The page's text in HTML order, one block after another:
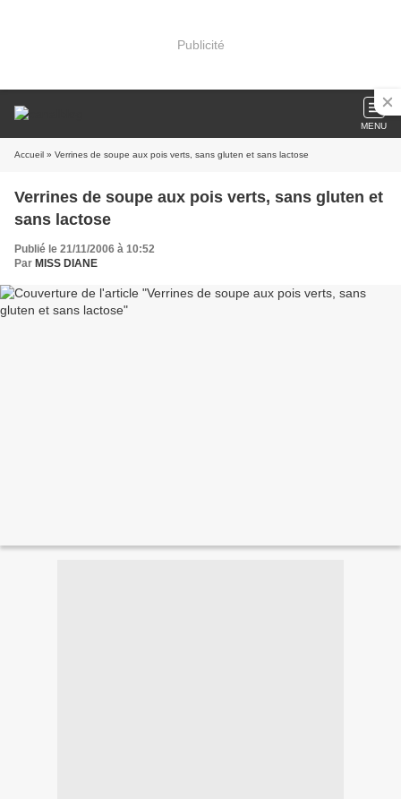
Publicité
MENU
Accueil » Verrines de soupe aux pois verts, sans gluten et sans lactose
Verrines de soupe aux pois verts, sans gluten et
sans lactose
Publié le 21/11/2006 à 10:52
Par MISS DIANE